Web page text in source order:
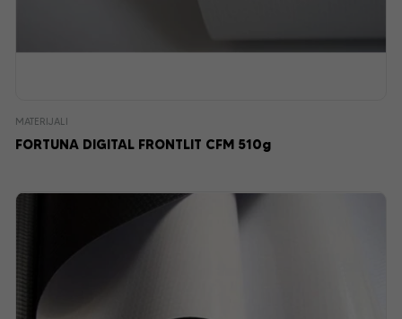
MATERIJALI
FORTUNA DIGITAL FRONTLIT CFM 510g